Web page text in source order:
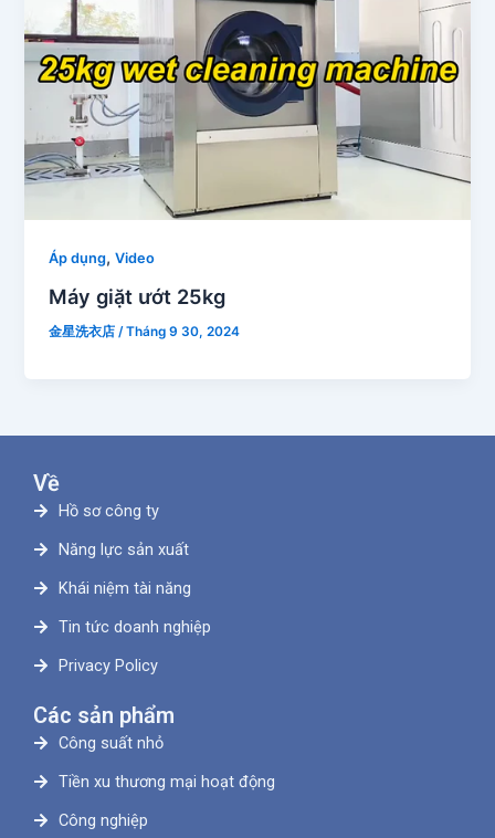
Áp dụng,Video
Máy giặt ướt 25kg
金星洗衣店/Tháng 9 30, 2024
Về
Hồ sơ công ty
Năng lực sản xuất
Khái niệm tài năng
Tin tức doanh nghiệp
Privacy Policy
Các sản phẩm
Công suất nhỏ
Tiền xu thương mại hoạt động
Công nghiệp